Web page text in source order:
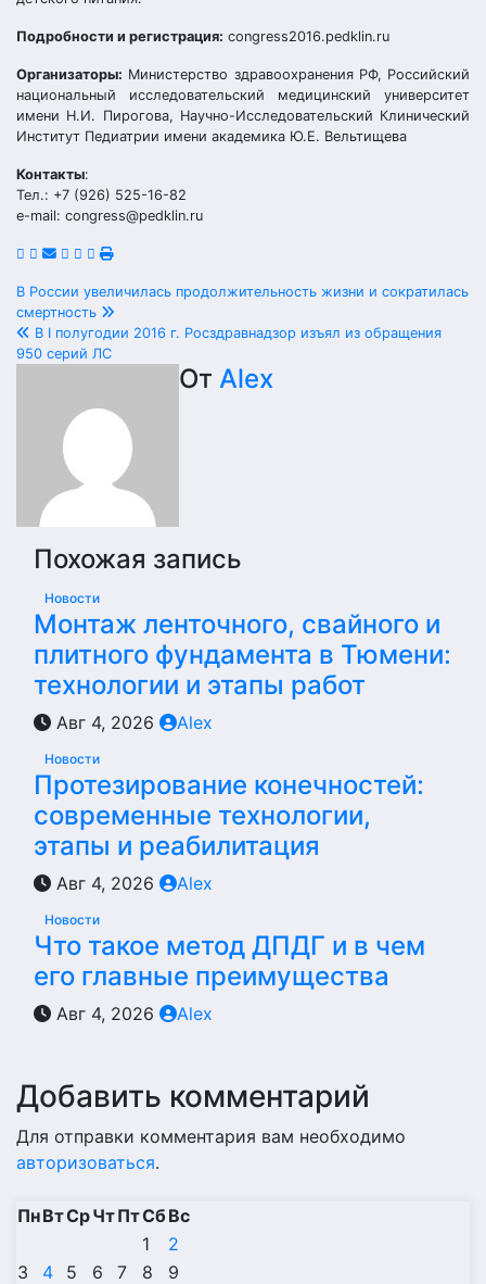
Подробности и регистрация: congress2016.pedklin.ru
Организаторы: Министерство здравоохранения РФ, Российский
национальный исследовательский медицинский университет
имени Н.И. Пирогова, Научно-Исследовательский Клинический
Институт Педиатрии имени академика Ю.Е. Вельтищева
Контакты:
Тел.: +7 (926) 525-16-82
e-mail: congress@pedklin.ru
Навигация
по
В России увеличилась продолжительность жизни и сократилась
смертность
В I полугодии 2016 г. Росздравнадзор изъял из обращения
950 серий ЛС
От Alex
Похожая запись
Новости
Монтаж ленточного, свайного и
плитного фундамента в Тюмени:
технологии и этапы работ
Авг 4, 2026 Alex
Новости
Протезирование конечностей:
современные технологии,
этапы и реабилитация
Авг 4, 2026 Alex
Новости
Что такое метод ДПДГ и в чем
его главные преимущества
Авг 4, 2026 Alex
Добавить комментарий
Для отправки комментария вам необходимо
авторизоваться.
ПнВтСрЧтПтСбВс
1
2
3
4 5 6 7 8
9